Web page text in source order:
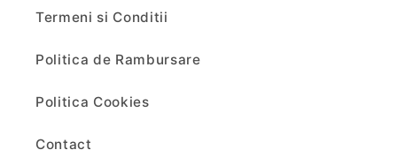
Termeni si Conditii
Politica de Rambursare
Politica Cookies
Contact